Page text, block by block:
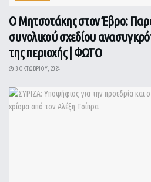
Ο Μητσοτάκης στον Έβρο:
συνολικού σχεδίου
της περιοχής | ΦΩΤΟ
3 ΟΚΤΩΒΡΊΟΥ, 2024